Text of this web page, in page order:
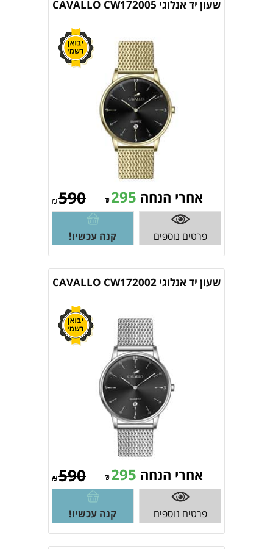
שעון יד אנלוגי CAVALLO CW172005
₪590 אחרי הנחה ₪295
פרטים נוספים קנה עכשיו!
שעון יד אנלוגי CAVALLO CW172002
₪590 אחרי הנחה ₪295
פרטים נוספים קנה עכשיו!